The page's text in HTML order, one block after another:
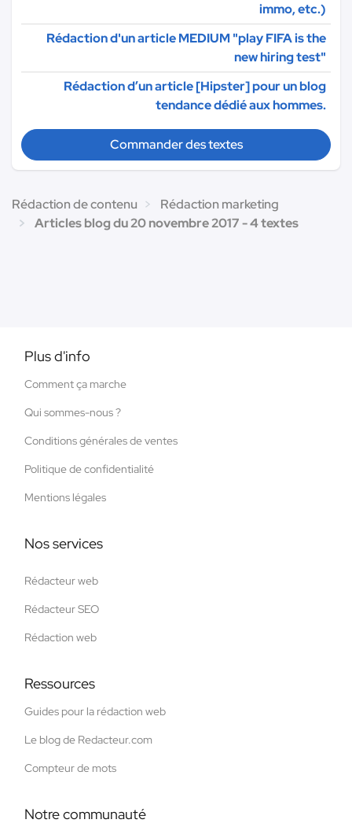
immo, etc.)
Rédaction d'un article MEDIUM "play FIFA is the
new hiring test"
Rédaction d’un article [Hipster] pour un blog
tendance dédié aux hommes.
Commander des textes
Rédaction de contenu
Rédaction marketing
Articles blog du 20 novembre 2017 - 4 textes
Plus d'info
Comment ça marche
Qui sommes-nous ?
Conditions générales de ventes
Politique de confidentialité
Mentions légales
Nos services
Rédacteur web
Rédacteur SEO
Rédaction web
Ressources
Guides pour la rédaction web
Le blog de Redacteur.com
Compteur de mots
Notre communauté